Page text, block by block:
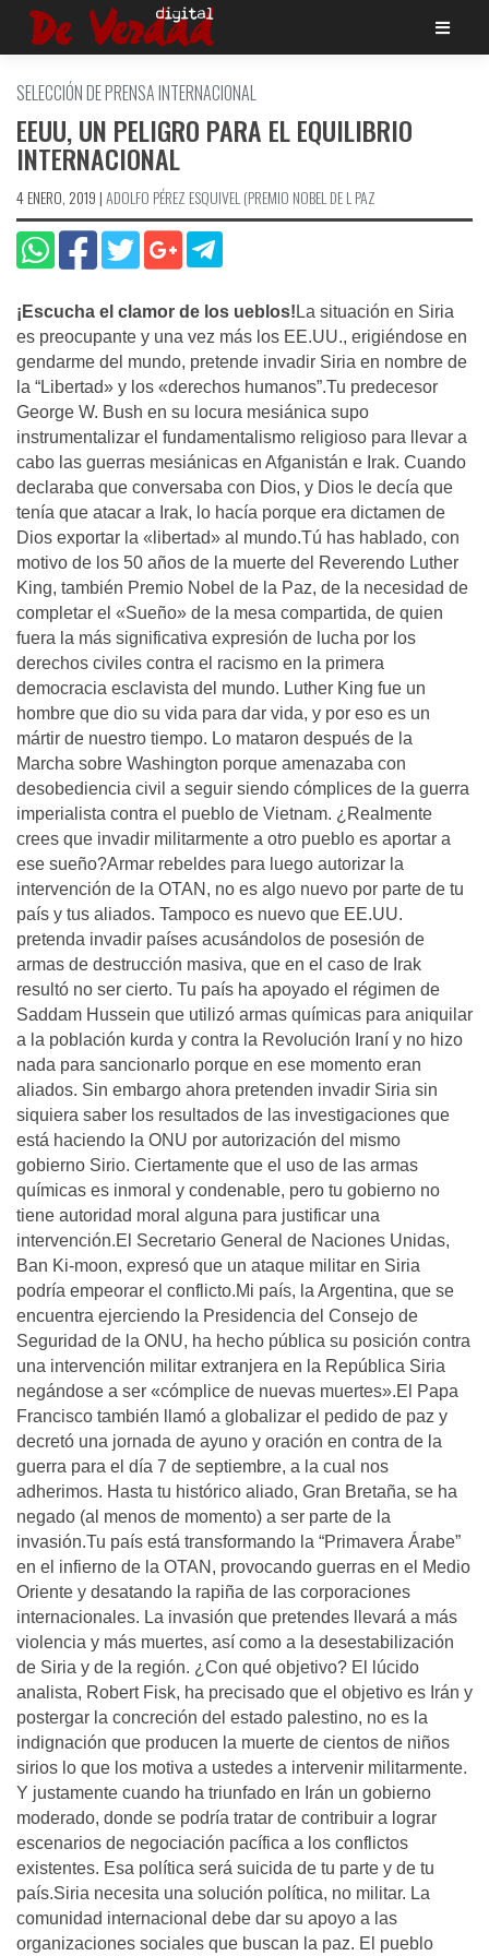
Saltar
SELECCIÓN DE PRENSA INTERNACIONAL
EEUU, UN PELIGRO PARA EL EQUILIBRIO
INTERNACIONAL
4 ENERO, 2019 |ADOLFO PÉREZ ESQUIVEL (PREMIO NOBEL DE L PAZ
¡Escucha el clamor de los ueblos! La situación en Siria
es preocupante y una vez más los EE.UU., erigiéndose en
gendarme del mundo, pretende invadir Siria en nombre de
la “Libertad» y los «derechos humanos”.Tu predecesor
George W. Bush en su locura mesiánica supo
instrumentalizar el fundamentalismo religioso para llevar a
cabo las guerras mesiánicas en Afganistán e Irak. Cuando
declaraba que conversaba con Dios, y Dios le decía que
tenía que atacar a Irak, lo hacía porque era dictamen de
Dios exportar la «libertad» al mundo.Tú has hablado, con
motivo de los 50 años de la muerte del Reverendo Luther
King, también Premio Nobel de la Paz, de la necesidad de
completar el «Sueño» de la mesa compartida, de quien
fuera la más significativa expresión de lucha por los
derechos civiles contra el racismo en la primera
democracia esclavista del mundo. Luther King fue un
hombre que dio su vida para dar vida, y por eso es un
mártir de nuestro tiempo. Lo mataron después de la
Marcha sobre Washington porque amenazaba con
desobediencia civil a seguir siendo cómplices de la guerra
imperialista contra el pueblo de Vietnam. ¿Realmente
crees que invadir militarmente a otro pueblo es aportar a
ese sueño?Armar rebeldes para luego autorizar la
intervención de la OTAN, no es algo nuevo por parte de tu
país y tus aliados. Tampoco es nuevo que EE.UU.
pretenda invadir países acusándolos de posesión de
armas de destrucción masiva, que en el caso de Irak
resultó no ser cierto. Tu país ha apoyado el régimen de
Saddam Hussein que utilizó armas químicas para aniquilar
a la población kurda y contra la Revolución Iraní y no hizo
nada para sancionarlo porque en ese momento eran
aliados. Sin embargo ahora pretenden invadir Siria sin
siquiera saber los resultados de las investigaciones que
está haciendo la ONU por autorización del mismo
gobierno Sirio. Ciertamente que el uso de las armas
químicas es inmoral y condenable, pero tu gobierno no
tiene autoridad moral alguna para justificar una
intervención.El Secretario General de Naciones Unidas,
Ban Ki-moon, expresó que un ataque militar en Siria
podría empeorar el conflicto.Mi país, la Argentina, que se
encuentra ejerciendo la Presidencia del Consejo de
Seguridad de la ONU, ha hecho pública su posición contra
una intervención militar extranjera en la República Siria
negándose a ser «cómplice de nuevas muertes».El Papa
Francisco también llamó a globalizar el pedido de paz y
decretó una jornada de ayuno y oración en contra de la
guerra para el día 7 de septiembre, a la cual nos
adherimos. Hasta tu histórico aliado, Gran Bretaña, se ha
negado (al menos de momento) a ser parte de la
invasión.Tu país está transformando la “Primavera Árabe”
en el infierno de la OTAN, provocando guerras en el Medio
Oriente y desatando la rapiña de las corporaciones
internacionales. La invasión que pretendes llevará a más
violencia y más muertes, así como a la desestabilización
de Siria y de la región. ¿Con qué objetivo? El lúcido
analista, Robert Fisk, ha precisado que el objetivo es Irán y
postergar la concreción del estado palestino, no es la
indignación que producen la muerte de cientos de niños
sirios lo que los motiva a ustedes a intervenir militarmente.
Y justamente cuando ha triunfado en Irán un gobierno
moderado, donde se podría tratar de contribuir a lograr
escenarios de negociación pacífica a los conflictos
existentes. Esa política será suicida de tu parte y de tu
país.Siria necesita una solución política, no militar. La
comunidad internacional debe dar su apoyo a las
organizaciones sociales que buscan la paz. El pueblo